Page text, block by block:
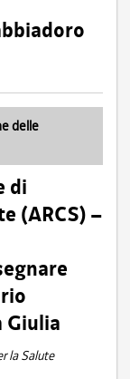
delle
di
(ARCS) –
Giulia
la Salute